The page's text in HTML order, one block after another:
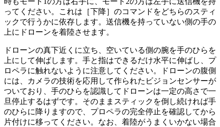
ってください。これは［下降］のコマンドをどちらのスティ
ックで行うかに依存します。送信機を持っていない側の手の
上にドローンを着陸させます。
ドローンの真下近くに立ち、空いている側の腕を手のひらを
上にして伸ばします。手と指はできるだけ水平に伸ばし、プ
ロペラに触れないように注意してください。ドローンの腹側
には、カメラの技術を応用して作られたビジョンセンサーが
ついており、手のひらを認識してドローンは一定の高さで一
旦停止するはずです。そのままスティックを倒し続ければ手
のひらに降りますので、プロペラの完全停止を確認してから
片付けに移ってください。なお、着陸がうまくいかない場合